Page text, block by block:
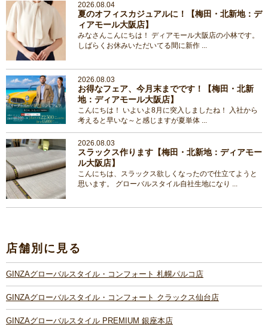
2026.08.04
夏のオフィスカジュアルに！【梅田・北新地：デ
ィアモール大阪店】
みなさんこんにちは！ ディアモール大阪店の小林です。
しばらくお休みいただいてる間に新作 ...
2026.08.03
お得なフェア、今月末までです！【梅田・北新
地：ディアモール大阪店】
こんにちは！ いよいよ8月に突入しましたね！ 入社から
考えると早いな～と感じますが夏単体 ...
2026.08.03
スラックス作ります【梅田・北新地：ディアモー
ル大阪店】
こんにちは、スラックス欲しくなったので仕立てようと
思います。 グローバルスタイル自社生地になり ...
店舗別に見る
GINZAグローバルスタイル・コンフォート 札幌パルコ店
GINZAグローバルスタイル・コンフォート クラックス仙台店
GINZAグローバルスタイル PREMIUM 銀座本店